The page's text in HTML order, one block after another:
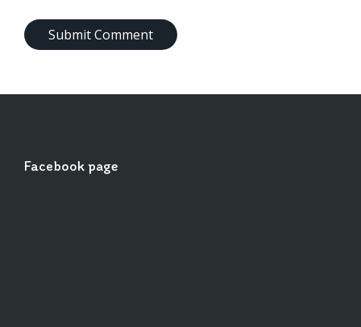
Facebook page